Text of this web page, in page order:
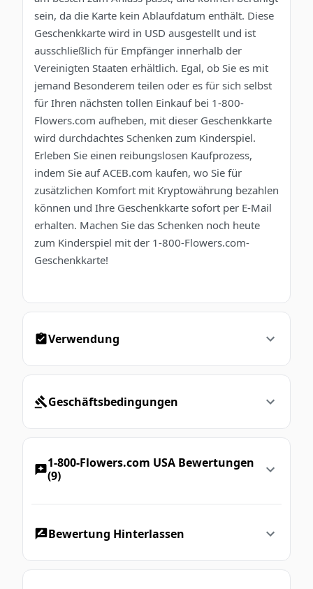
sein, da die Karte kein Ablaufdatum enthält. Diese
Geschenkkarte wird in USD ausgestellt und ist
ausschließlich für Empfänger innerhalb der
Vereinigten Staaten erhältlich. Egal, ob Sie es mit
jemand Besonderem teilen oder es für sich selbst
für Ihren nächsten tollen Einkauf bei 1-800-
Flowers.com aufheben, mit dieser Geschenkkarte
wird durchdachtes Schenken zum Kinderspiel.
Erleben Sie einen reibungslosen Kaufprozess,
indem Sie auf ACEB.com kaufen, wo Sie für
zusätzlichen Komfort mit Kryptowährung bezahlen
können und Ihre Geschenkkarte sofort per E-Mail
erhalten. Machen Sie das Schenken noch heute
zum Kinderspiel mit der 1-800-Flowers.com-
Geschenkkarte!
Verwendung
Geschäftsbedingungen
1-800-Flowers.com USA Bewertungen
(9)
Bewertung Hinterlassen